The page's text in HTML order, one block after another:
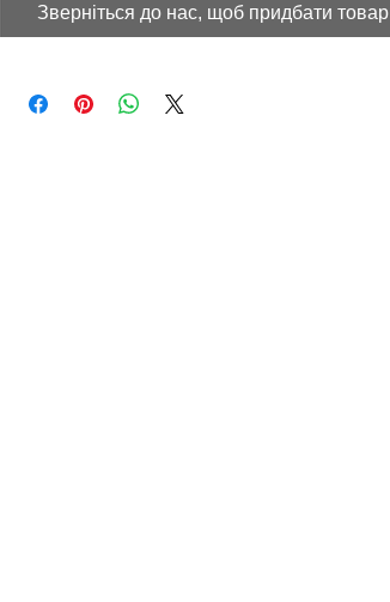
Зверніться до нас, щоб придбати товар